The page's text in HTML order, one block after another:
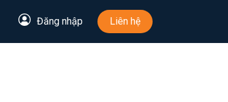
Đăng nhập Liên hệ